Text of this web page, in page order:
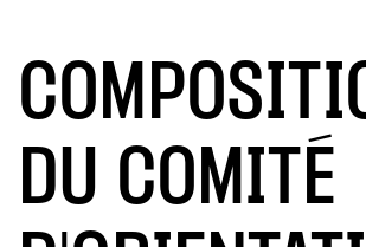
DU COMITÉ